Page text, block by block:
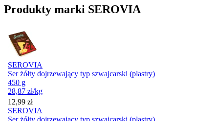
Produkty marki SEROVIA
SEROVIA
Ser żółty dojrzewający typ szwajcarski (plastry)
450 g
28,87 zł/kg
Cena
12,99 zł
SEROVIA
Ser żółty dojrzewający typ szwajcarski (plastry)